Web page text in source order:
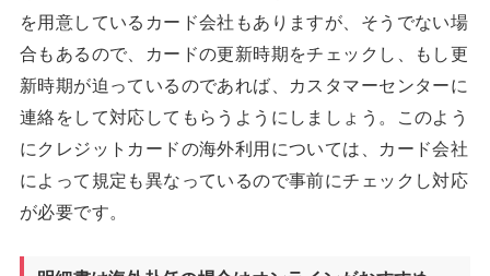
を用意しているカード会社もありますが、そうでない場
合もあるので、カードの更新時期をチェックし、もし更
新時期が迫っているのであれば、カスタマーセンターに
連絡をして対応してもらうようにしましょう。このよう
にクレジットカードの海外利用については、カード会社
によって規定も異なっているので事前にチェックし対応
が必要です。